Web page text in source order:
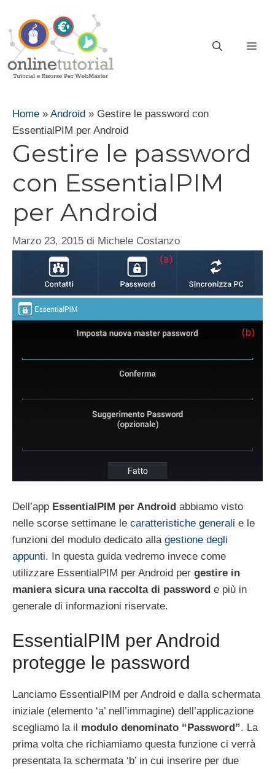
contenuto
Home » Android » Gestire le password con
EssentialPIM per Android
Gestire le password
con EssentialPIM
per Android
Marzo 23, 2015 di Michele Costanzo
Dell’app EssentialPIM per Android abbiamo visto
nelle scorse settimane le caratteristiche generali e le
funzioni del modulo dedicato alla gestione degli
appunti. In questa guida vedremo invece come
utilizzare EssentialPIM per Android per gestire in
maniera sicura una raccolta di password e più in
generale di informazioni riservate.
EssentialPIM per Android
protegge le password
Lanciamo EssentialPIM per Android e dalla schermata
iniziale (elemento ‘a’ nell’immagine) dell’applicazione
scegliamo la il modulo denominato “Password”. La
prima volta che richiamiamo questa funzione ci verrà
presentata la schermata ‘b’ in cui inserire per due